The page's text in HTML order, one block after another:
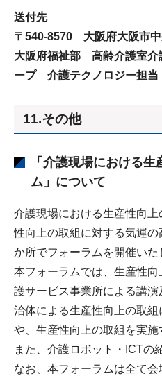
送付先
〒540-8570 大阪府大阪市中
大阪府福祉部 高齢介護室
ープ 介護テクノロジー担当
11.その他
「介護現場における
ム」について
介護現場における生産性向
性向上の取組に対する気運
か所でフォーラムを開催いた
本フォーラムでは、生産性
護サービス事業所による講
治体による生産性向上の取
や、生産性向上の取組を実施
また、介護ロボット・ICTの
なお、本フォーラムは全て